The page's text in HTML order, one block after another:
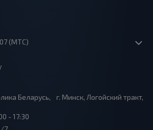
(МТС)
Беларусь, г. Минск, Логойский тракт,
- 17:30